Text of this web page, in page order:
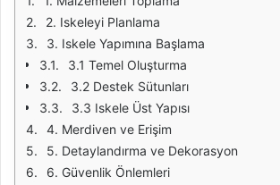
2. Iskeleyi Planlama
3. Iskele Yapımına Başlama
3.1 Temel Oluşturma
3.2 Destek Sütunları
3.3 Iskele Üst Yapısı
4. Merdiven ve Erişim
5. Detaylandırma ve Dekorasyon
6. Güvenlik Önlemleri